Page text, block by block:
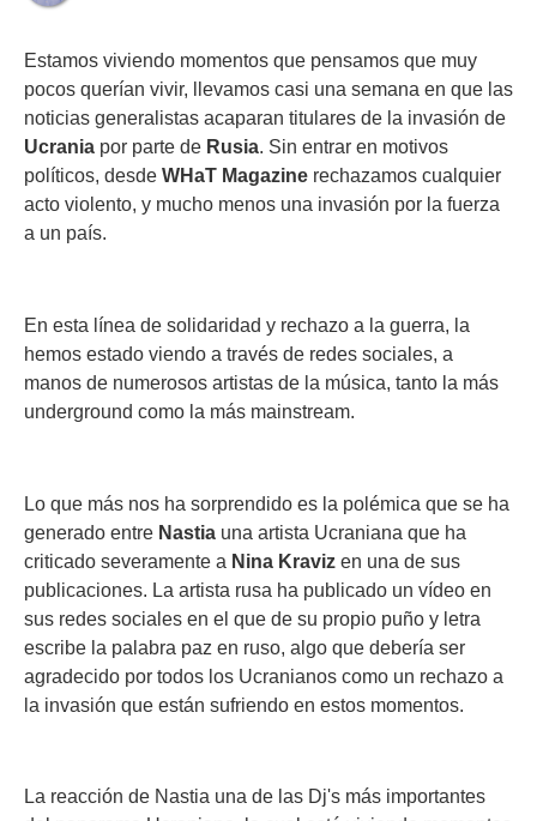
Estamos viviendo momentos que pensamos que muy
pocos querían vivir, llevamos casi una semana en que las
noticias generalistas acaparan titulares de la invasión de
Ucrania por parte de Rusia. Sin entrar en motivos
políticos, desde WHaT Magazine rechazamos cualquier
acto violento, y mucho menos una invasión por la fuerza
a un país.
En esta línea de solidaridad y rechazo a la guerra, la
hemos estado viendo a través de redes sociales, a
manos de numerosos artistas de la música, tanto la más
underground como la más mainstream.
Lo que más nos ha sorprendido es la polémica que se ha
generado entre Nastia una artista Ucraniana que ha
criticado severamente a Nina Kraviz en una de sus
publicaciones. La artista rusa ha publicado un vídeo en
sus redes sociales en el que de su propio puño y letra
escribe la palabra paz en ruso, algo que debería ser
agradecido por todos los Ucranianos como un rechazo a
la invasión que están sufriendo en estos momentos.
La reacción de Nastia una de las Dj's más importantes